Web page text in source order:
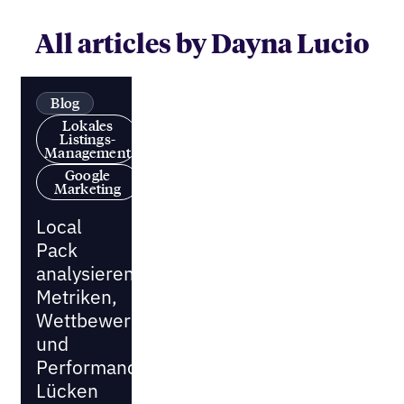
All articles by Dayna Lucio
Blog
Lokales
Listings-
Management
Google
Marketing
Local
Pack
analysieren:
Metriken,
Wettbewerber
und
Performance-
Lücken